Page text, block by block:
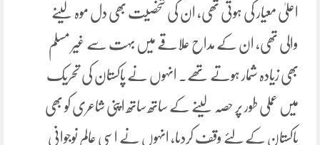
اعلیٰ معیار کی ہوتی تھی، ان کی شخصیت بھی دل موہ لینے
والی تھی، ان کے مداح علاقے میں بہت سے غیر مسلم
بھی زیادہ شمار ہوتے تھے۔ انہوں نے پاکستان کی تحریک
میں عملی طور پر حصہ لینے کے ساتھ ساتھ اپنی شاعری کو بھی
پاکستان کے لئے وقف کردیا، انہوں نے اسی عالم نوجوانی